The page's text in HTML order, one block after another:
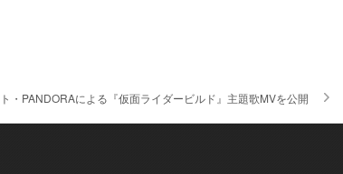
・PANDORAによる『仮面ライダービルド』主題歌MVを公開